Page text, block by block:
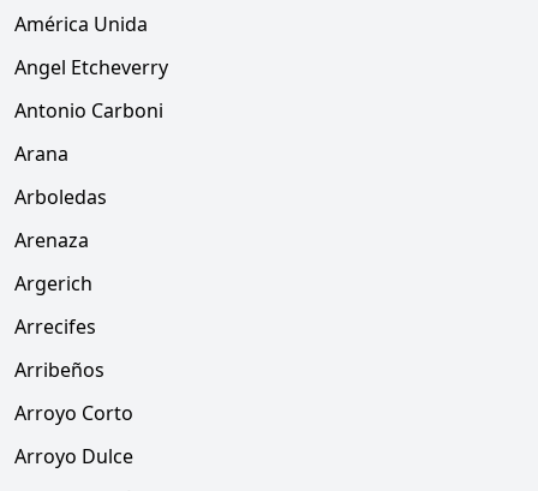
América Unida
Angel Etcheverry
Antonio Carboni
Arana
Arboledas
Arenaza
Argerich
Arrecifes
Arribeños
Arroyo Corto
Arroyo Dulce